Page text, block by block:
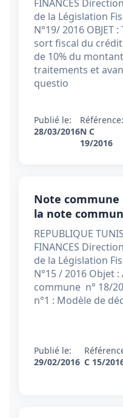
FINANCES
de la Législation
N°19/ 2016
sort fiscal du
de 10% du
traitements et
questio
Publié le:
28/03/2016
Référence:
N C
19/2016
Note commune
la note
REPUBLIQUE
FINANCES
de la Législation
N°15 / 2016 Objet
commune n° 18/
n°1 : Modèle de
Publié le:
29/02/2016 C 15/